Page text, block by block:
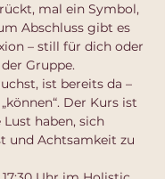
mal ein Symbol,
Abschluss gibt es
– still für dich oder
Gruppe.
ist bereits da –
Der Kurs ist
haben, sich
und Achtsamkeit zu